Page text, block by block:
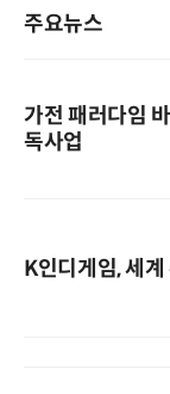
주요뉴스
가전 패러다임
독사업
K인디게임, 세